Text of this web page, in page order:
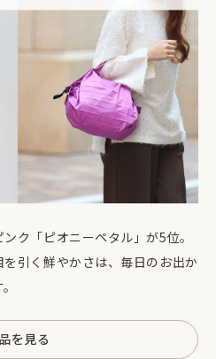
ク「ピオニーペタル」が5位。
引く鮮やかさは、毎日のお出か
を見る